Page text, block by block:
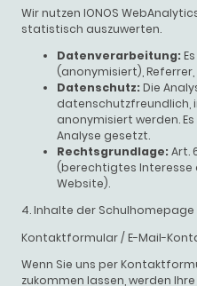
Wir nutzen IONOS
statistisch auszuwerten.
Datenverarbeitung:
(anonymisiert),
Datenschutz: Die
datenschutzfreundlich,
anonymisiert werden.
Analyse gesetzt.
Rechtsgrundlage: Art.
(berechtigtes Interesse
Website).
4. Inhalte der Schulhomepage
Kontaktformular / E-Mail-
Wenn Sie uns per
zukommen lassen, werden